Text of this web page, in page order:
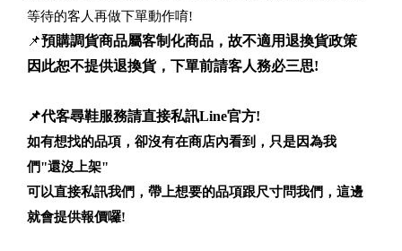
等待的客人再做下單動作唷!
📌預購調貨商品屬客制化商品，故不適用退換貨政策
因此恕不提供退換貨，下單前請客人務必三思!
📌代客尋鞋服務請直接私訊Line官方!
如有想找的品項，卻沒有在商店內看到，只是因為我
們"還沒上架"
可以直接私訊我們，帶上想要的品項跟尺寸問我們，這邊
就會提供報價囉!